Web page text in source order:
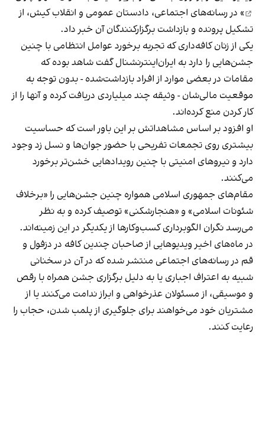
» در رسانه‌های اجتماعی، دادستان عمومی و انقلاب کیش، از
تشکیل پرونده و بازداشت برگزارکنندگان آن خبر داد.
یکی از زنان کافه‌داری که تجربه برخورد عوامل انتظامی با چنین
جشن‌هایی را دارد به ایران‌اینترنشنال گفت شاهد بوده که
مقامات در بعضی موارد از افراد بازداشت‌‌شده - بدون توجه به
موقعیت مالی‌شان - وثیقه چند میلیاردی دریافت کرده و آنها را از
کار کردن منع کرده‌اند.
او افزود بر اساس مشاهداتش بر این باور است که حساسیت
بیشتری روی تجمعات تفریحی با حضور جوان‌ها و نسل زد وجود
دارد و نیروهای امنیتی با چنین رویدادهایی خشن‌تر برخورد
می‌کنند.
مقام‌های جمهوری اسلامی همواره چنین جشن‌هایی را «برخلاف
شئونات اسلامی» و «هنجارشکنی» توصیف کرده و به نظر
می‌رسد نگران الگوبرداری کسب‌وکارها از یکدیگر در این زمینه‌اند.
در ماه‌های اخیر ویدیوهایی از صاحبان چندین کافه در دزفول و
قم در رسانه‌های اجتماعی منتشر شده که در آن در سخنانی
شبیه به اعتراف اجباری یا به دلیل برگزاری جشن همراه با رقص
و موسیقی، از مسئولان عذرخواهی و ابراز ندامت می‌کنند یا از
مشتریان خود می‌خواهند برای جلوگیری از پلمب شدن، حجاب را
رعایت کنند.